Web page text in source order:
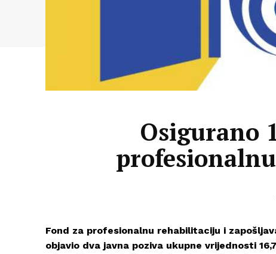
Osigurano
Fond za profesionalnu rehabilitaciju i
objavio dva javna poziva ukupne vrijednosti